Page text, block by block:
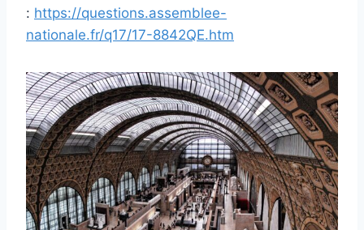
: https://questions.assemblee-
nationale.fr/q17/17-8842QE.htm